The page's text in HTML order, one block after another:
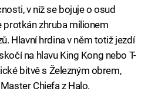
v níž se bojuje o osud
protkán zhruba milionem
Hlavní hrdina v něm totiž jezdí
na hlavu King Kong nebo T-
bitvě s Železným obrem,
Chiefa z Halo.